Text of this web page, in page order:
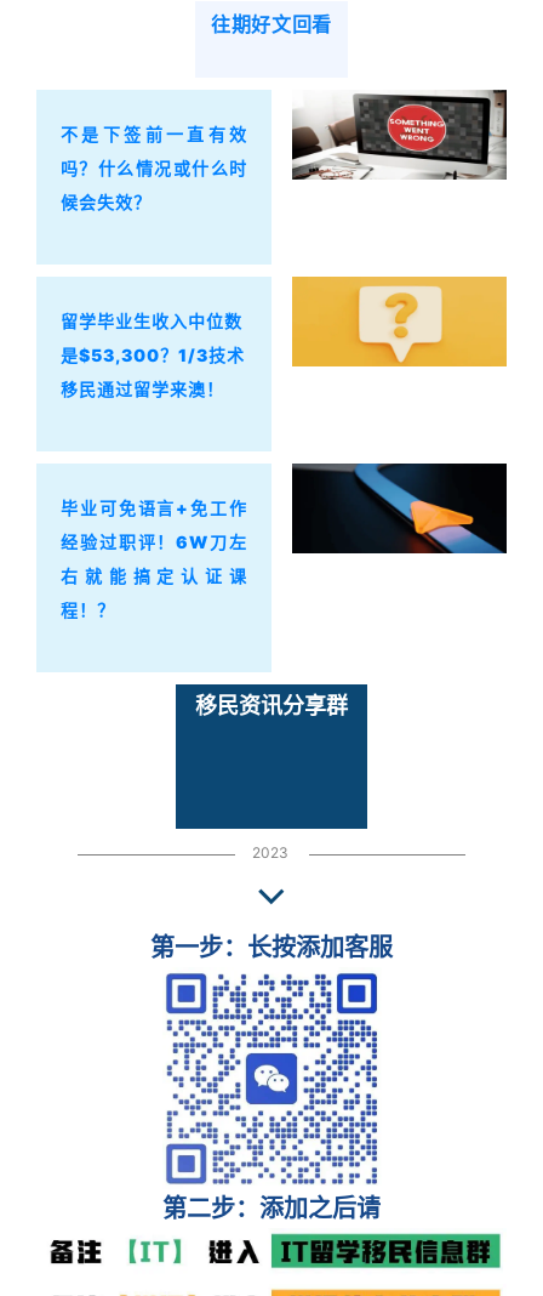
往期好文回看
不是下签前一直有效
吗？什么情况或什么时
候会失效？
留学毕业生收入中位数
是$53,300？1/3技术
移民通过留学来澳！
毕业可免语言+免工作
经验过职评！6W刀左
右就能搞定认证课
程！？
移民资讯分享群
2023
第一步：长按添加客服
第二步：添加之后请